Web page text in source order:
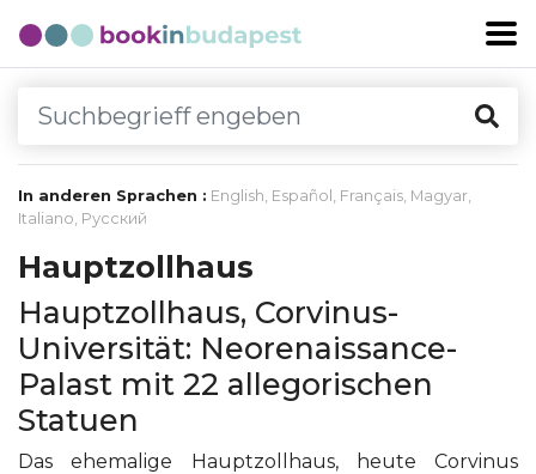
In anderen Sprachen : English, Español , Français, Magyar,
Italiano, Русский
Hauptzollhaus
Hauptzollhaus, Corvinus-
Universität: Neorenaissance-
Palast mit 22 allegorischen
Statuen
Das ehemalige Hauptzollhaus, heute Corvinus